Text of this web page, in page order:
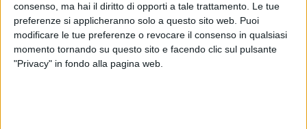
consenso, ma hai il diritto di opporti a tale trattamento. Le tue
preferenze si applicheranno solo a questo sito web. Puoi
modificare le tue preferenze o revocare il consenso in qualsiasi
momento tornando su questo sito e facendo clic sul pulsante
"Privacy" in fondo alla pagina web.
ELETTRA LAMBORGHINI
RADIO ITALIA LIVE ESTATE
ELETTRA LAMBORGHINI
VOI TANKA VILLAGE
RADIO ITALIA
VOI TANKA VILLAGE